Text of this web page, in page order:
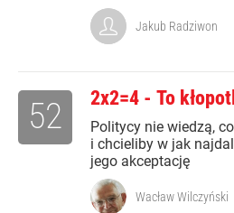
Jakub Radziwon
2x2=4 - To
Politycy nie wiedzą,
i chcieliby w jak
jego akceptację
52
Wacław Wilczyński